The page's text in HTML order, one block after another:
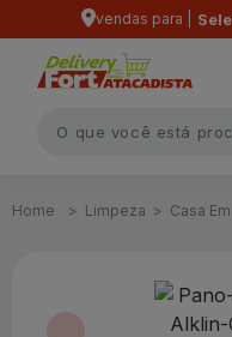
vendas para |
Limpeza Casa